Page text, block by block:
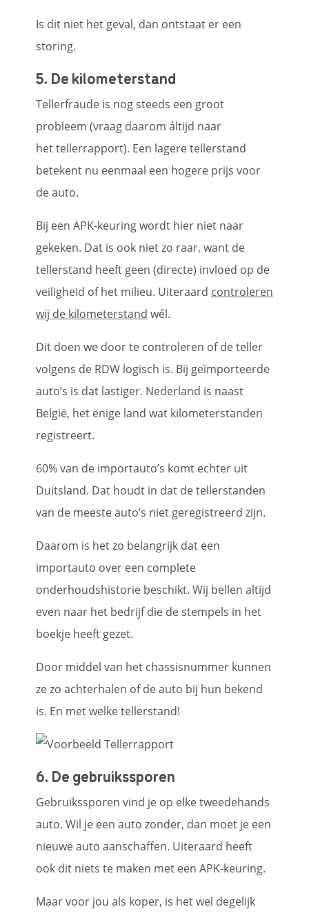
Is dit niet het geval, dan ontstaat er een
storing.
5. De kilometerstand
Tellerfraude is nog steeds een groot
probleem (vraag daarom áltijd naar
het tellerrapport). Een lagere tellerstand
betekent nu eenmaal een hogere prijs voor
de auto.
Bij een APK-keuring wordt hier niet naar
gekeken. Dat is ook niet zo raar, want de
tellerstand heeft geen (directe) invloed op de
veiligheid of het milieu. Uiteraard controleren
wij de kilometerstand wél.
Dit doen we door te controleren of de teller
volgens de RDW logisch is. Bij geïmporteerde
auto’s is dat lastiger. Nederland is naast
België, het enige land wat kilometerstanden
registreert.
60% van de importauto’s komt echter uit
Duitsland. Dat houdt in dat de tellerstanden
van de meeste auto’s niet geregistreerd zijn.
Daarom is het zo belangrijk dat een
importauto over een complete
onderhoudshistorie beschikt. Wij bellen altijd
even naar het bedrijf die de stempels in het
boekje heeft gezet.
Door middel van het chassisnummer kunnen
ze zo achterhalen of de auto bij hun bekend
is. En met welke tellerstand!
6. De gebruikssporen
Gebruikssporen vind je op elke tweedehands
auto. Wil je een auto zonder, dan moet je een
nieuwe auto aanschaffen. Uiteraard heeft
ook dit niets te maken met een APK-keuring.
Maar voor jou als koper, is het wel degelijk